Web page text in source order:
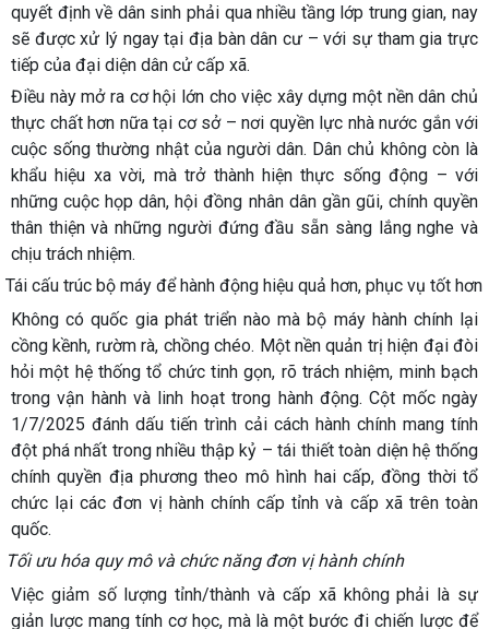
quyết định về dân sinh phải qua nhiều tầng lớp trung gian, nay
sẽ được xử lý ngay tại địa bàn dân cư – với sự tham gia trực
tiếp của đại diện dân cử cấp xã.
Điều này mở ra cơ hội lớn cho việc xây dựng một nền dân chủ
thực chất hơn nữa tại cơ sở – nơi quyền lực nhà nước gắn với
cuộc sống thường nhật của người dân. Dân chủ không còn là
khẩu hiệu xa vời, mà trở thành hiện thực sống động – với
những cuộc họp dân, hội đồng nhân dân gần gũi, chính quyền
thân thiện và những người đứng đầu sẵn sàng lắng nghe và
chịu trách nhiệm.
Tái cấu trúc bộ máy để hành động hiệu quả hơn, phục vụ tốt hơn
Không có quốc gia phát triển nào mà bộ máy hành chính lại
cồng kềnh, rườm rà, chồng chéo. Một nền quản trị hiện đại đòi
hỏi một hệ thống tổ chức tinh gọn, rõ trách nhiệm, minh bạch
trong vận hành và linh hoạt trong hành động. Cột mốc ngày
1/7/2025 đánh dấu tiến trình cải cách hành chính mang tính
đột phá nhất trong nhiều thập kỷ – tái thiết toàn diện hệ thống
chính quyền địa phương theo mô hình hai cấp, đồng thời tổ
chức lại các đơn vị hành chính cấp tỉnh và cấp xã trên toàn
quốc.
Tối ưu hóa quy mô và chức năng đơn vị hành chính
Việc giảm số lượng tỉnh/thành và cấp xã không phải là sự
giản lược mang tính cơ học, mà là một bước đi chiến lược để